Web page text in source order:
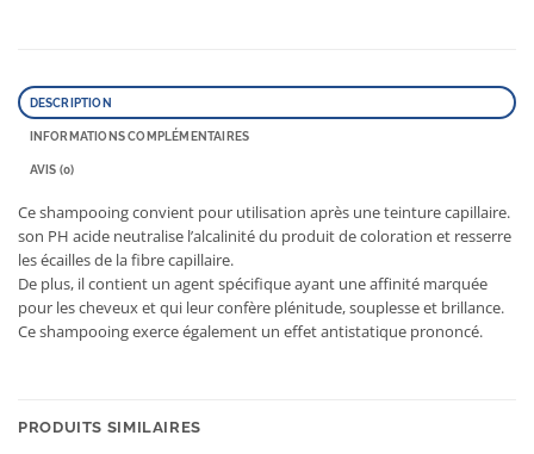
DESCRIPTION
INFORMATIONS COMPLÉMENTAIRES
AVIS (0)
Ce shampooing convient pour utilisation après une teinture capillaire.
son PH acide neutralise l’alcalinité du produit de coloration et resserre
les écailles de la fibre capillaire.
De plus, il contient un agent spécifique ayant une affinité marquée
pour les cheveux et qui leur confère plénitude, souplesse et brillance.
Ce shampooing exerce également un effet antistatique prononcé.
PRODUITS SIMILAIRES